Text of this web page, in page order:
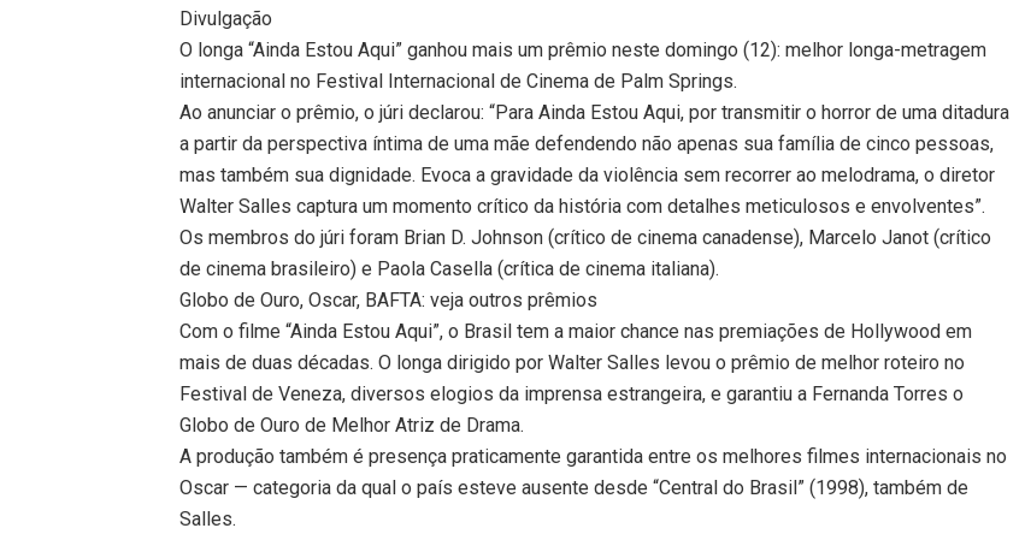
Divulgação
O longa “Ainda Estou Aqui” ganhou mais um prêmio neste domingo (12): melhor longa-metragem
internacional no Festival Internacional de Cinema de Palm Springs.
Ao anunciar o prêmio, o júri declarou: “Para Ainda Estou Aqui, por transmitir o horror de uma ditadura
a partir da perspectiva íntima de uma mãe defendendo não apenas sua família de cinco pessoas,
mas também sua dignidade. Evoca a gravidade da violência sem recorrer ao melodrama, o diretor
Walter Salles captura um momento crítico da história com detalhes meticulosos e envolventes”.
Os membros do júri foram Brian D. Johnson (crítico de cinema canadense), Marcelo Janot (crítico
de cinema brasileiro) e Paola Casella (crítica de cinema italiana).
Globo de Ouro, Oscar, BAFTA: veja outros prêmios
Com o filme “Ainda Estou Aqui”, o Brasil tem a maior chance nas premiações de Hollywood em
mais de duas décadas. O longa dirigido por Walter Salles levou o prêmio de melhor roteiro no
Festival de Veneza, diversos elogios da imprensa estrangeira, e garantiu a Fernanda Torres o
Globo de Ouro de Melhor Atriz de Drama.
A produção também é presença praticamente garantida entre os melhores filmes internacionais no
Oscar — categoria da qual o país esteve ausente desde “Central do Brasil” (1998), também de
Salles.